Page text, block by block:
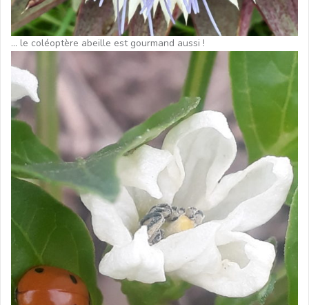
… le coléoptère abeille est gourmand aussi !